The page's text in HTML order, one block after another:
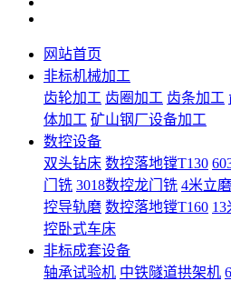
网站首页
非标机械加工
齿轮加工 齿圈加工 齿条加工
体加工 矿山钢厂设备加工
数控设备
双头钻床 数控落地镗T130
门铣 3018数控龙门铣 4米立磨
控导轨磨 数控落地镗T160
控卧式车床
非标成套设备
轴承试验机 中铁隧道拱架机